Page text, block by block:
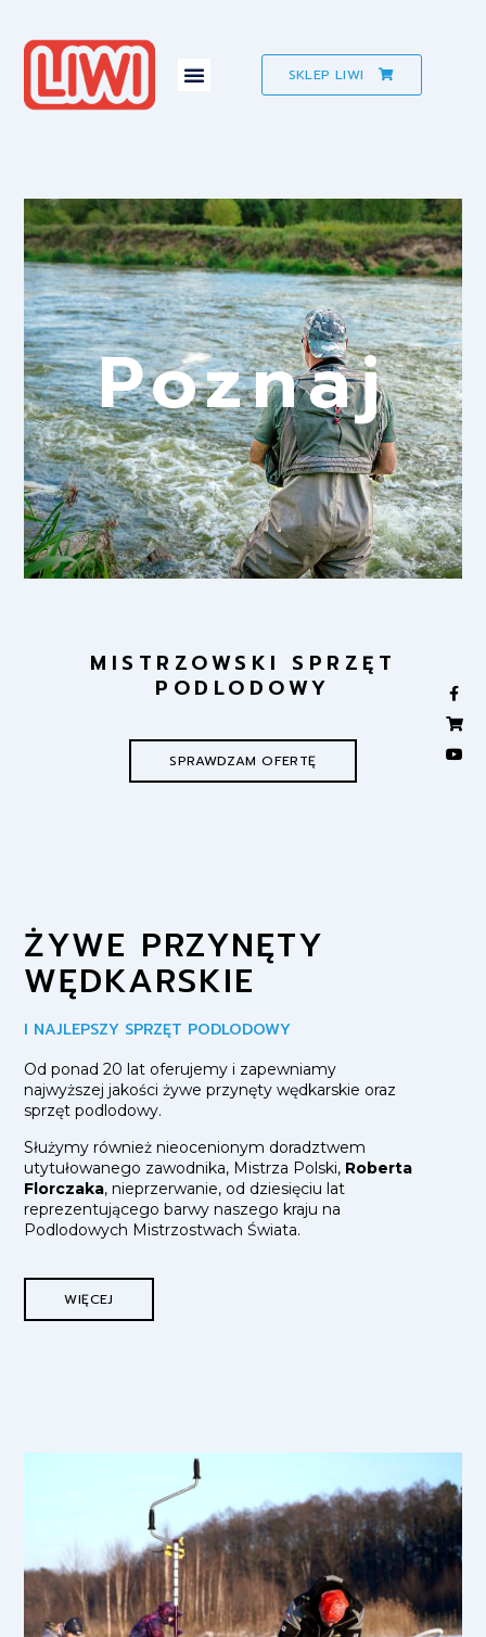
SKLEP LIWI
Poznaj
MISTRZOWSKI SPRZĘT
PODLODOWY
SPRAWDZAM OFERTĘ
ŻYWE PRZYNĘTY
WĘDKARSKIE
I NAJLEPSZY SPRZĘT PODLODOWY
Od ponad 20 lat oferujemy i zapewniamy
najwyższej jakości żywe przynęty wędkarskie oraz
sprzęt podlodowy.
Służymy również nieocenionym doradztwem
utytułowanego zawodnika, Mistrza Polski, Roberta
Florczaka, nieprzerwanie, od dziesięciu lat
reprezentującego barwy naszego kraju na
Podlodowych Mistrzostwach Świata.
WIĘCEJ